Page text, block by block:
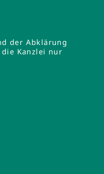
der Abklärung
Kanzlei nur